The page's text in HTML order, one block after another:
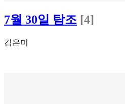
7월 30일 탐조 [4]
김은미